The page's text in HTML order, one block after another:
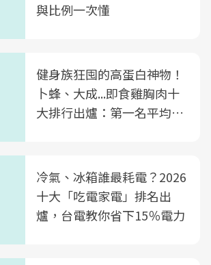
與比例一次懂
健身族狂囤的高蛋白神物！
卜蜂、大成...即食雞胸肉十
大排行出爐：第一名平均一
冷氣、冰箱誰最耗電？2026
十大「吃電家電」排名出
爐，台電教你省下15％電力